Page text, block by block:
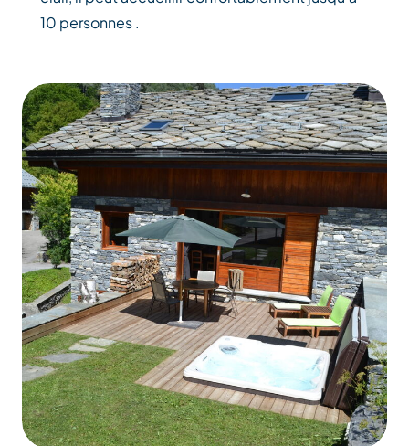
10 personnes .